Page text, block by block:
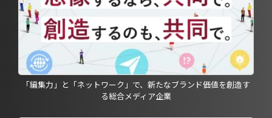
「編集力」と「ネットワーク」で、新たなブランド価値を創造す
る総合メディア企業